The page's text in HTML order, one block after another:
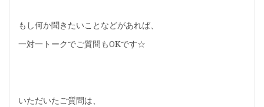
もし何か聞きたいことなどがあれば、
一対一トークでご質問もOKです☆
いただいたご質問は、